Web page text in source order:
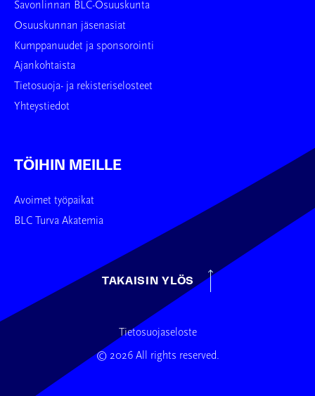
Savonlinnan BLC-Osuuskunta
Osuuskunnan jäsenasiat
Kumppanuudet ja sponsorointi
Ajankohtaista
Tietosuoja- ja rekisteriselosteet
Yhteystiedot
TÖIHIN MEILLE
Avoimet työpaikat
BLC Turva Akatemia
TAKAISIN YLÖS
Tietosuojaseloste
© 2026 All rights reserved.